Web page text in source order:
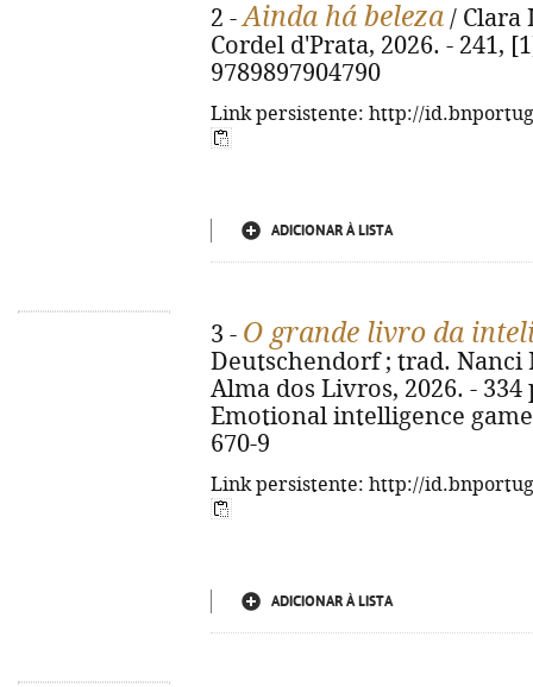
2 -Ainda há beleza / Clara
Cordel d'Prata, 2026. - 241,
9789897904790
Link persistente: http://
ADICIONAR À LISTA
3 - O grande livro da
Deutschendorf ; trad. Nanci
Alma dos Livros, 2026. -
Emotional intelligence game
670-9
Link persistente: http://
ADICIONAR À LISTA